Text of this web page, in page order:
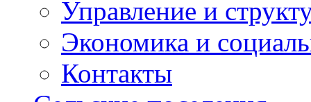
Управление и
Экономика и
Контакты